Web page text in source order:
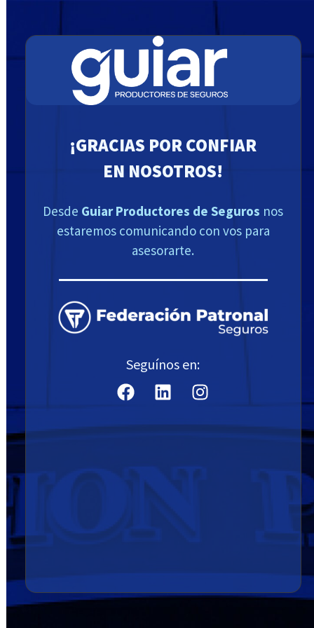
¡GRACIAS POR CONFIAR
EN NOSOTROS!
Desde Guiar Productores de Seguros nos
estaremos comunicando con vos para
asesorarte.
Seguínos en: